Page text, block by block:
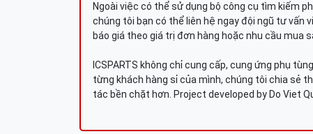
Ngoài việc có thể sử dụng bộ công cụ tìm kiếm
chúng tôi bạn có thể liên hệ ngay đội ngũ tư vấn
báo giá theo giá trị đơn hàng hoặc nhu cầu mua
ICSPARTS không chỉ cung cấp, cung ứng phụ
từng khách hàng sỉ của mình, chúng tôi chia sẻ
tác bền chặt hơn. Project developed by Do Viet